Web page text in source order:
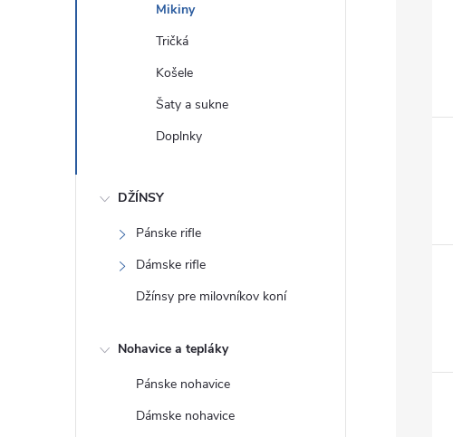
Mikiny
Tričká
Košele
Šaty a sukne
Doplnky
DŽÍNSY
Pánske rifle
Dámske rifle
Džínsy pre milovníkov koní
Nohavice a tepláky
Pánske nohavice
Dámske nohavice